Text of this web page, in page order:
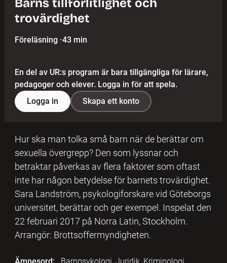
Barns tillförlitlighet och
trovärdighet
Föreläsning ·43 min
En del av UR:s program är bara tillgängliga för lärare,
pedagoger och elever. Logga in för att spela.
Logga in
Skapa ett konto
Hur ska man tolka små barn när de berättar om
sexuella övergrepp? Den som lyssnar och
betraktar påverkas av flera faktorer som oftast
inte har någon betydelse för barnets trovärdighet.
Sara Landström, psykologiforskare vid Göteborgs
universitet, berättar och ger exempel. Inspelat den
22 februari 2017 på Norra Latin, Stockholm.
Arrangör: Brottsoffermyndigheten.